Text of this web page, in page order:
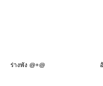
ร่างพัง @+@